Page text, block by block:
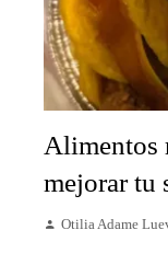
Alimentos
mejorar tu
Otilia Adame